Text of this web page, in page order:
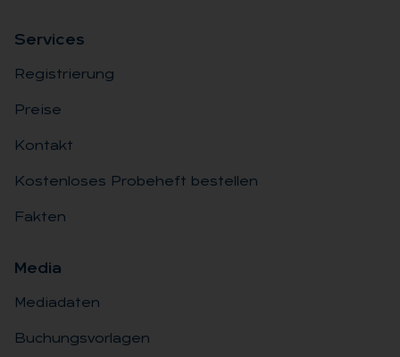
Ser­vices
Registrierung
Preise
Kontakt
Kostenloses Probeheft bestellen
Fakten
Me­dia
Mediadaten
Buchungsvorlagen